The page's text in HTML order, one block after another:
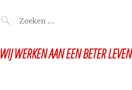
WIJ WERKEN AAN EEN BETER LEVEN